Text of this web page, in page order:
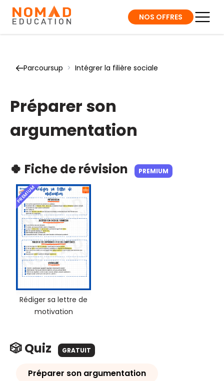
NOS OFFRES
Parcoursup > Intégrer la filière sociale
Préparer son
argumentation
🍀 Fiche de révision PREMIUM
PREMIUM
Rédiger sa lettre de
motivation
🎲 Quiz GRATUIT
Préparer son argumentation